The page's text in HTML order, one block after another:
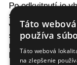
Po odkvitnutí je
sa rastlina
všetku energiu
sezónu. Listy
následne ich
kvitnutie v
Táto
používa
Táto webová
na zlepšenie